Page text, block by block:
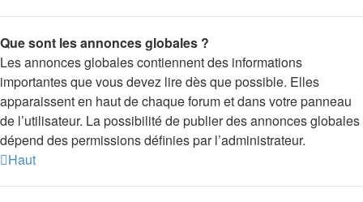
Que sont les annonces globales ?
Les annonces globales contiennent des informations
importantes que vous devez lire dès que possible. Elles
apparaissent en haut de chaque forum et dans votre panneau
de l’utilisateur. La possibilité de publier des annonces globales
dépend des permissions définies par l’administrateur.
Haut